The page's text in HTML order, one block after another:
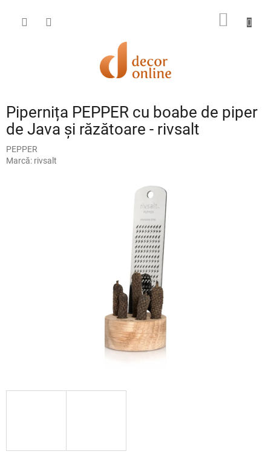
conținut
COŞ
Pipernița PEPPER cu boabe de piper
de Java și răzătoare - rivsalt
PEPPER
Marcă: rivsalt